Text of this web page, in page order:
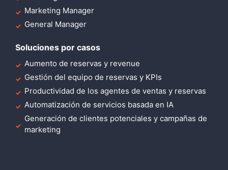
Marketing Manager
General Manager
Soluciones por casos
Aumento de reservas y revenue
Gestión del equipo de reservas y KPIs
Productividad de los agentes de ventas y reservas
Automatización de servicios basada en IA
Generación de clientes potenciales y campañas de
marketing